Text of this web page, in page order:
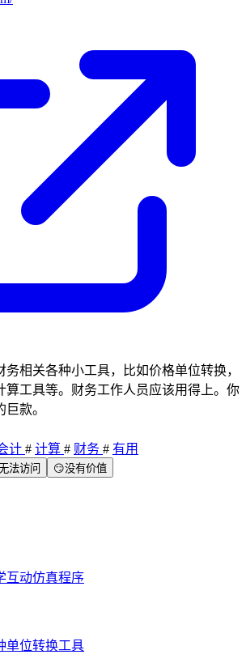
相关各种小工具，比如价格单位转换，
算工具等。财务工作人员应该用得上。你
款。
计 # 计算 # 财务 # 有用
法访问 😏没有价值
互动仿真程序
单位转换工具